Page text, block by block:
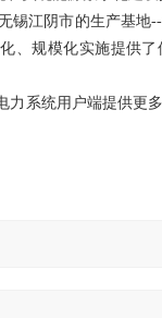
锡江阴市的生产基地
、规模化实施提供了
力系统用户端提供更